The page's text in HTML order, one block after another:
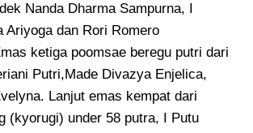
Nanda Dharma Sampurna, I
Ariyoga dan Rori Romero
ketiga poomsae beregu putri dari
Putri,Made Divazya Enjelica,
Lanjut emas kempat dari
(kyorugi) under 58 putra, I Putu